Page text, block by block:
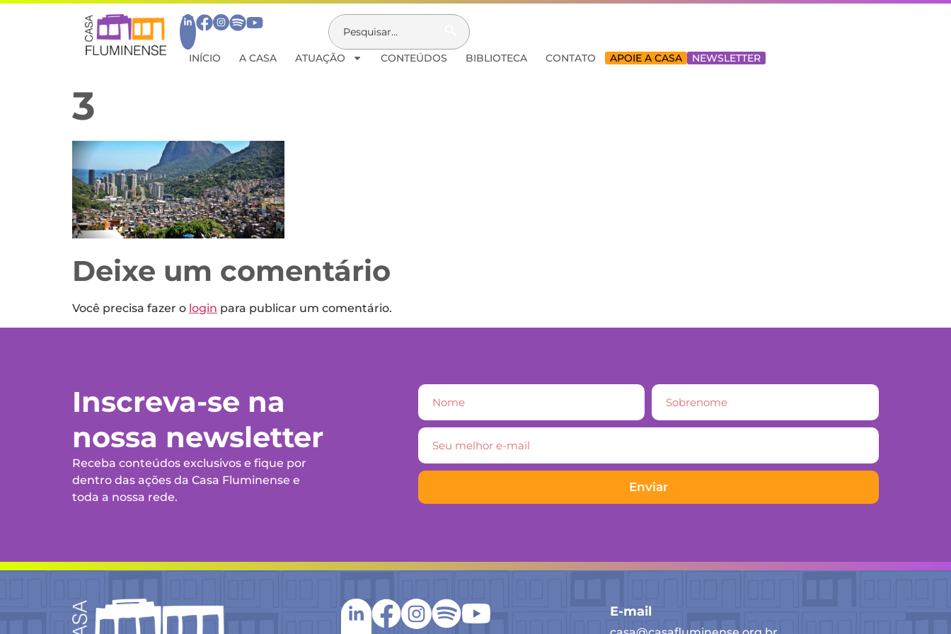
INÍCIO A CASA ATUAÇÃO CONTEÚDOS BIBLIOTECA CONTATO APOIE A CASA NEWSLETTER
3
Deixe um comentário
Você precisa fazer o login para publicar um comentário.
Inscreva-se na
nossa newsletter
Receba conteúdos exclusivos e fique por
dentro das ações da Casa Fluminense e
toda a nossa rede.
Enviar
E-mail